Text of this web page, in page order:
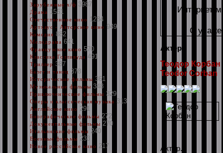
Интернет
С
Актер
Теодор Корбан
Teodor Corban
Актер.
Зарубежные х/ф 3987
Драма 1551
Отечественное кино 1284
Артхаус - Авторское кино 949
Комедия 882
Мелодрама 641
Французское кино 570
Классика Голливуда 491
Триллер 387
Балет и танец 378
Исторические фильмы 361
Музыкальные фильмы 348
Приключенческие фильмы 329
Оперы и классическая музыка 313
Английское кино 291
Биографические фильмы 272
Документальные фильмы 270
Итальянские фильмы 240
Военные фильмы 233
Новое российское кино 217